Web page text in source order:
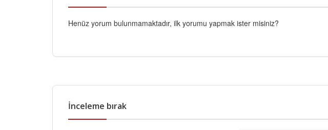
Henüz yorum bulunmamaktadır, ilk yorumu yapmak ister misiniz?
İnceleme bırak